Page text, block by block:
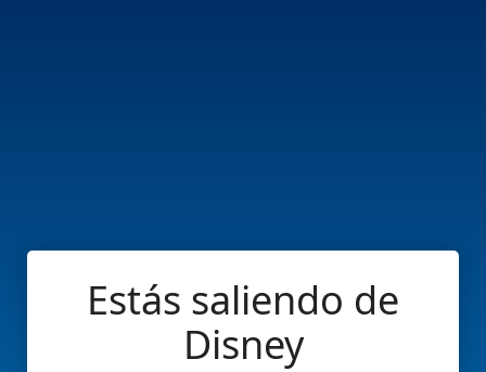
Estás saliendo de
Disney